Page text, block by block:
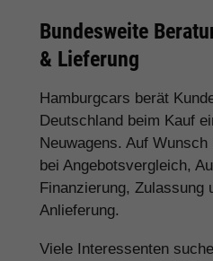
Bundesweite
& Lieferung
Hamburgcars berät
Deutschland beim Kauf
Neuwagens. Auf
bei Angebotsvergleich,
Finanzierung, Zulassung
Anlieferung.
Viele Interessenten